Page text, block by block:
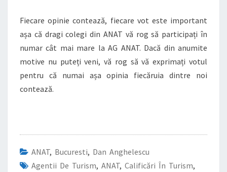
Fiecare opinie contează, fiecare vot este important
așa că dragi colegi din ANAT vă rog să participați în
numar cât mai mare la AG ANAT. Dacă din anumite
motive nu puteți veni, vă rog să vă exprimați votul
pentru că numai așa opinia fiecăruia dintre noi
contează.
ANAT, Bucuresti, Dan Anghelescu
Agentii De Turism, ANAT, Calificări În Turism,